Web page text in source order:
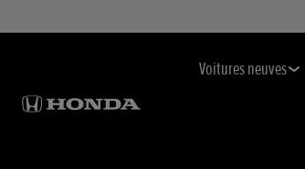
Voitures neuves